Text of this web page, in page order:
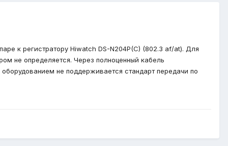
к регистратору Hiwatch DS-N204P(C) (802.3 af/at). Для
не определяется. Через полноценный кабель
не поддерживается стандарт передачи по